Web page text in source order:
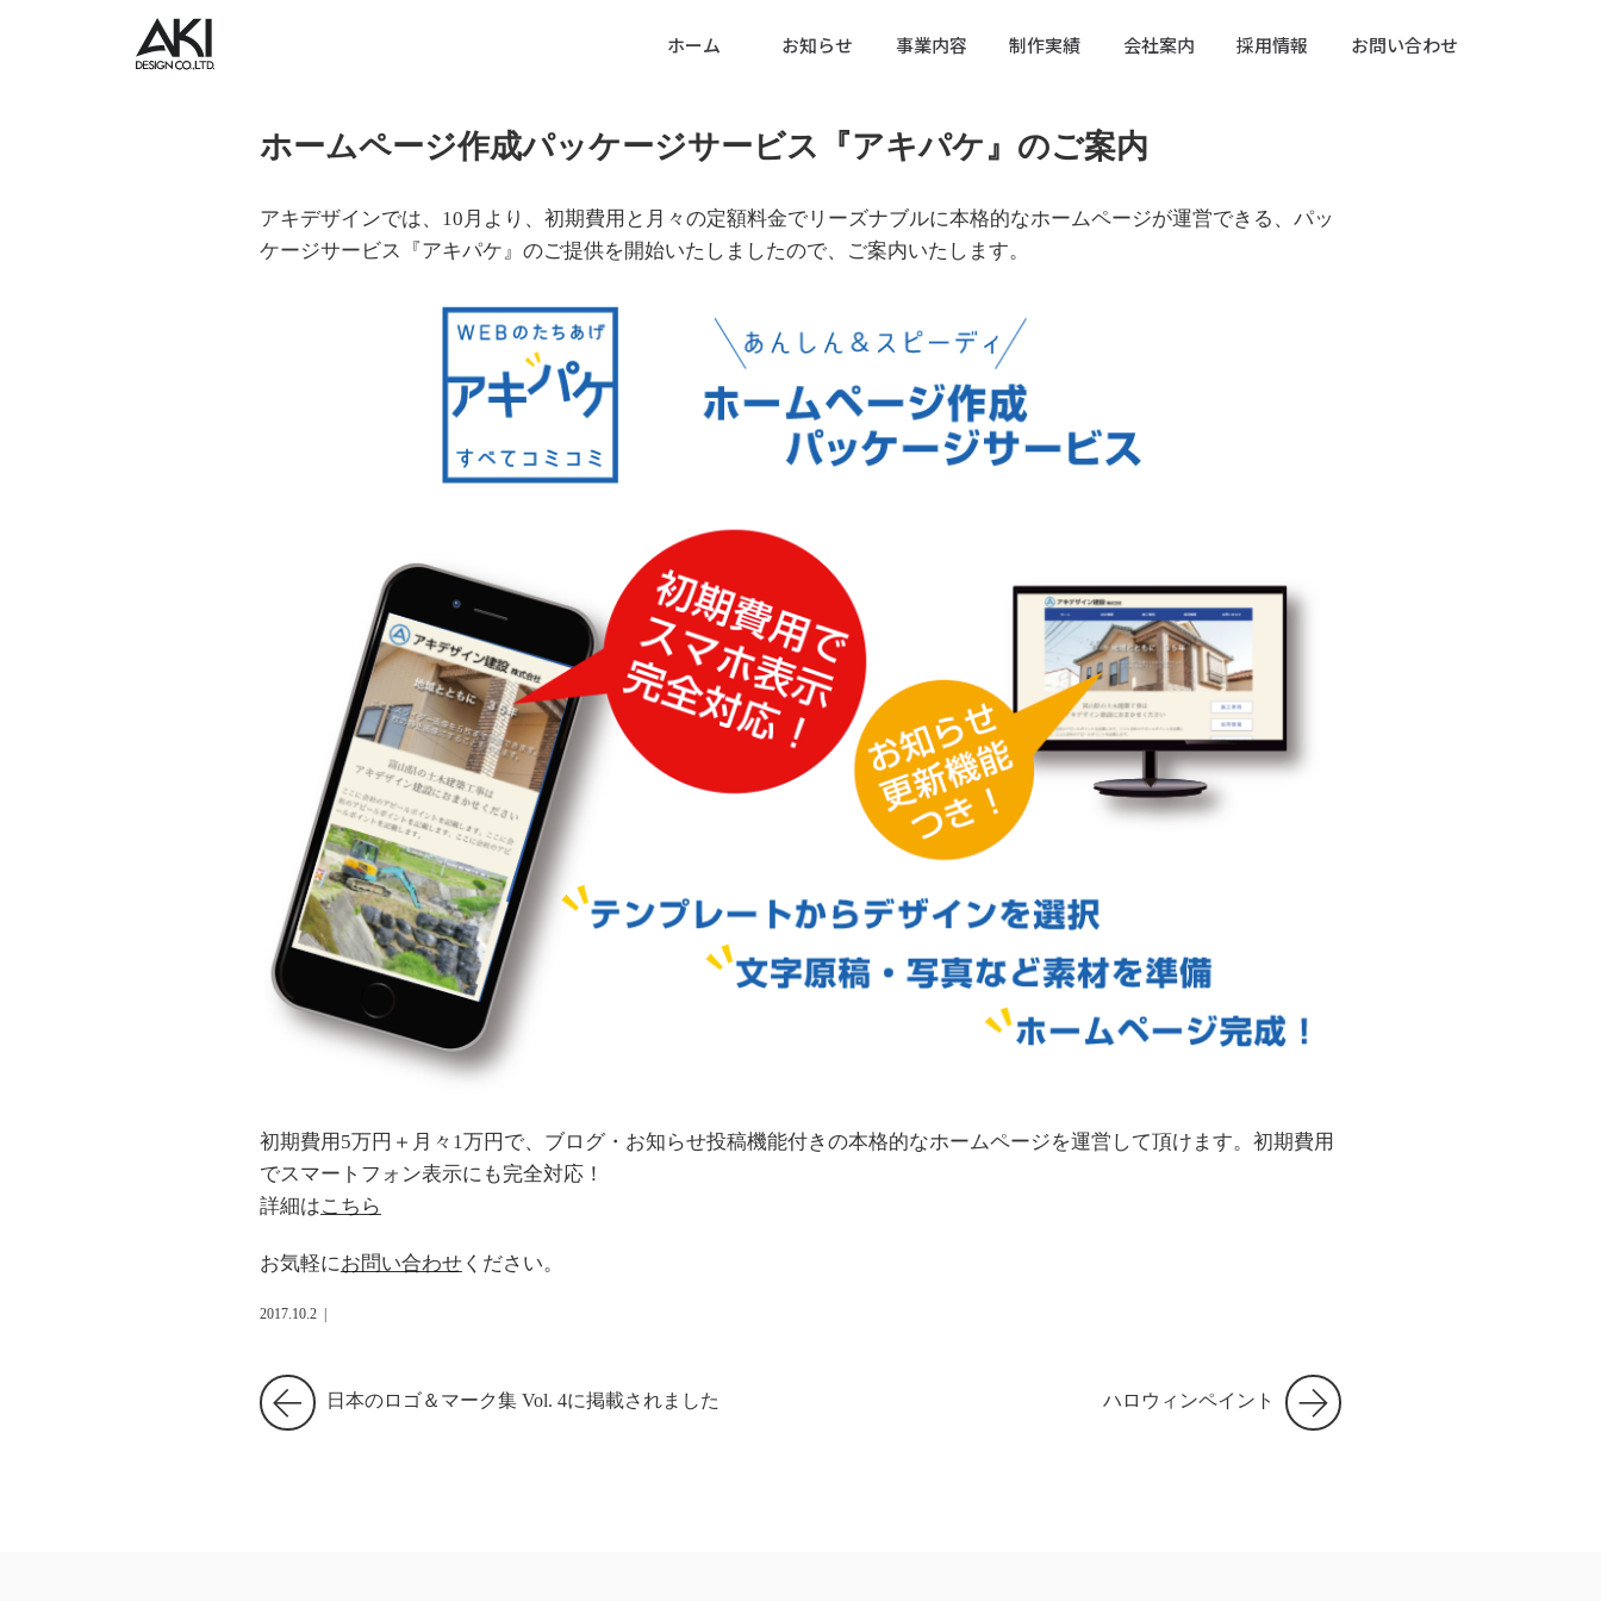
ホーム お知らせ 事業内容 制作実績 会社案内 採用情報 お問い合わせ
ホームページ作成パッケージサービス『アキパケ』のご案内
アキデザインでは、10月より、初期費用と月々の定額料金でリーズナブルに本格的なホームページが運営できる、パッ
ケージサービス『アキパケ』のご提供を開始いたしましたので、ご案内いたします。
初期費用5万円＋月々1万円で、ブログ・お知らせ投稿機能付きの本格的なホームページを運営して頂けます。初期費用
でスマートフォン表示にも完全対応！
詳細はこちら
お気軽にお問い合わせください。
2017.10.2
日本のロゴ＆マーク集 Vol. 4に掲載されました ハロウィンペイント